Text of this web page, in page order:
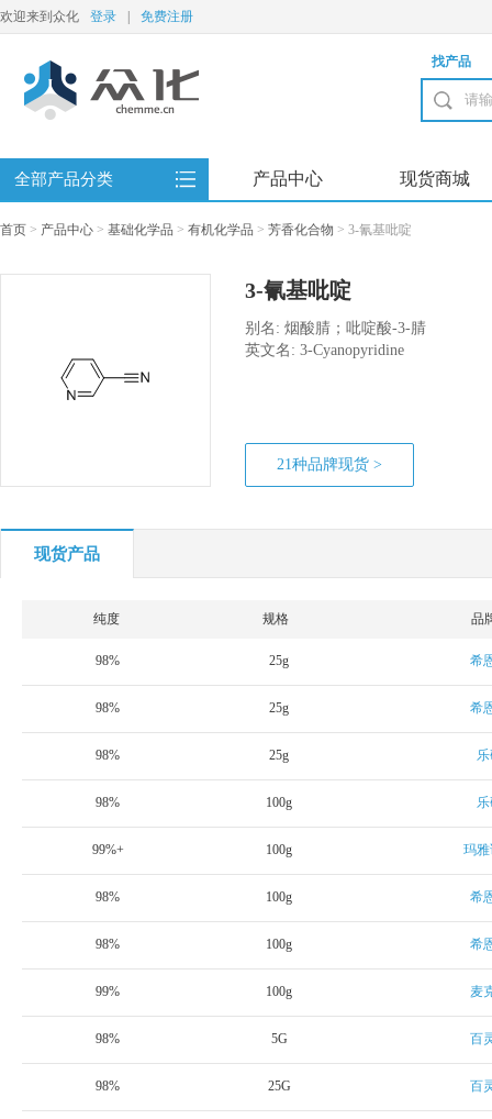
欢迎来到众化 登录 免费注册
找产品
全部产品分类 产品中心 现货商城
首页 > 产品中心 > 基础化学品 > 有机化学品 > 芳香化合物 > 3-氰基吡啶
3-氰基吡啶
别名: 烟酸腈；吡啶酸-3-腈
英文名: 3-Cyanopyridine
21种品牌现货 >
现货产品
纯度 规格 品
98% 25g 希
98% 25g 希
98% 25g
98% 100g
99%+ 100g 玛
98% 100g 希
98% 100g 希
99% 100g 麦
98% 5G 百
98% 25G 百